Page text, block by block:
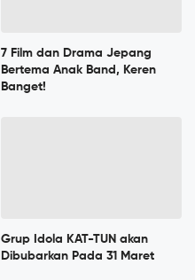
7 Film dan Drama Jepang
Bertema Anak Band, Keren
Banget!
Grup Idola KAT-TUN akan
Dibubarkan Pada 31 Maret